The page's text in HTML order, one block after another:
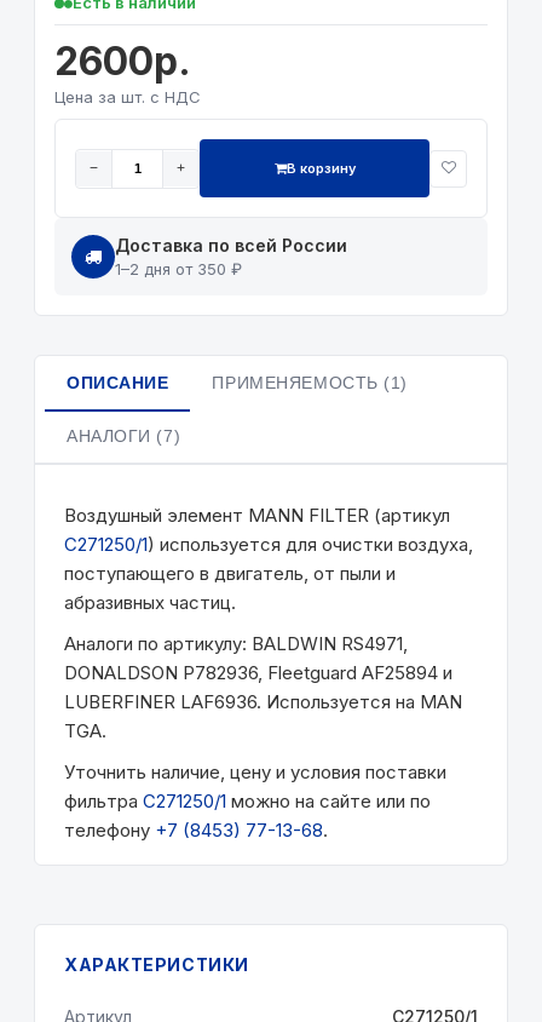
2600р.
Цена за шт. с НДС
− + В корзину
Доставка по всей России
1–2 дня от 350 ₽
ОПИСАНИЕ ПРИМЕНЯЕМОСТЬ (1)
АНАЛОГИ (7)
Воздушный элемент MANN FILTER (артикул
C271250/1) используется для очистки воздуха,
поступающего в двигатель, от пыли и
абразивных частиц.
Аналоги по артикулу: BALDWIN RS4971,
DONALDSON P782936, Fleetguard AF25894 и
LUBERFINER LAF6936. Используется на MAN
TGA.
Уточнить наличие, цену и условия поставки
фильтра C271250/1 можно на сайте или по
телефону +7 (8453) 77-13-68.
ХАРАКТЕРИСТИКИ
Артикул C271250/1